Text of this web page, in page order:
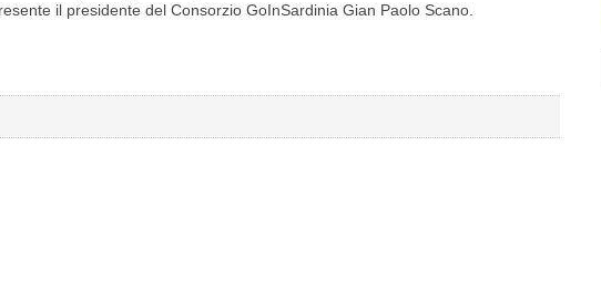
il presidente del Consorzio GoInSardinia Gian Paolo Scano.